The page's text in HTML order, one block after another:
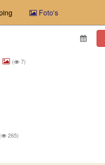
Foto's
( 7)
( 265)